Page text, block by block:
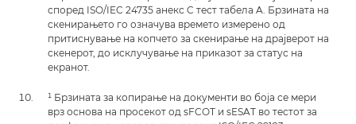
според ISO/IEC 24735 анекс C тест табела A. Брзината на
скенирањето го означува времето измерено од
притиснување на копчето за скенирање на драјверот на
скенерот, до исклучување на приказот за статус на
екранот.
¹ Брзината за копирање на документи во боја се мери
врз основа на просекот од sFCOT и sESAT во тестот за